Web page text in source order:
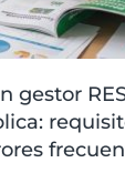
gestor